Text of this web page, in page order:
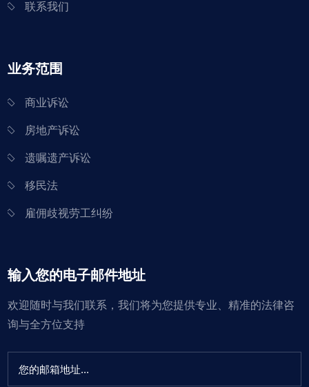
联系我们
业务范围
商业诉讼
房地产诉讼
遗嘱遗产诉讼
移民法
雇佣歧视劳工纠纷
输入您的电子邮件地址
欢迎随时与我们联系，我们将为您提供专业、精准的法律咨
询与全方位支持